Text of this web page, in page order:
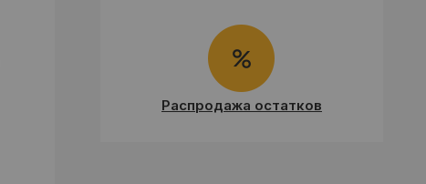
Распродажа остатков